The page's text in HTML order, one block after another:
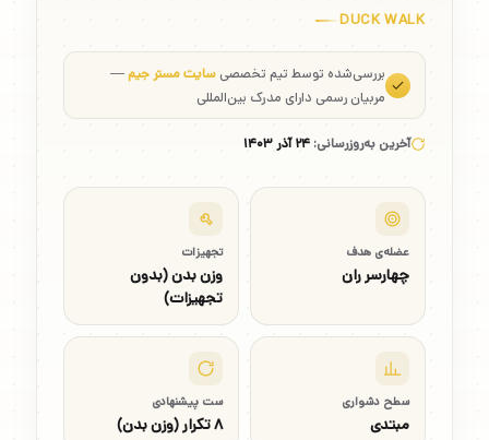
DUCK WALK
بررسی‌شده توسط تیم تخصصیسایت مستر جیم—
مربیان رسمی دارای مدرک بین‌المللی
آخرین به‌روزرسانی:۲۴ آذر ۱۴۰۳
عضله‌ی هدف
چهارسر ران
تجهیزات
وزن بدن (بدون
تجهیزات)
سطح دشواری
مبتدی
ست پیشنهادی
۸ تکرار (وزن بدن)